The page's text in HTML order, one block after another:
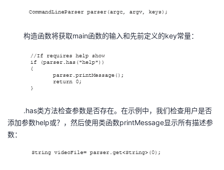
者
支
构造函数将获取main函数的输入和先前定义的key常量：
.has类方法检查参数是否存在。在示例中，我们检查用户是否
添加参数help或？，然后使用类函数printMessage显示所有描述参
数：